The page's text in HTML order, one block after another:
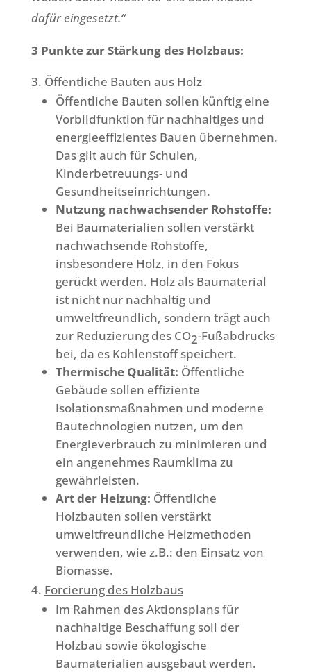
dafür eingesetzt.“
3 Punkte zur Stärkung des Holzbaus:
Öffentliche Bauten aus Holz
Öffentliche Bauten sollen künftig eine
Vorbildfunktion für nachhaltiges und
energieeffizientes Bauen übernehmen.
Das gilt auch für Schulen,
Kinderbetreuungs- und
Gesundheitseinrichtungen.
Nutzung nachwachsender Rohstoffe:
Bei Baumaterialien sollen verstärkt
nachwachsende Rohstoffe,
insbesondere Holz, in den Fokus
gerückt werden. Holz als Baumaterial
ist nicht nur nachhaltig und
umweltfreundlich, sondern trägt auch
zur Reduzierung des CO2-Fußabdrucks
bei, da es Kohlenstoff speichert.
Thermische Qualität: Öffentliche
Gebäude sollen effiziente
Isolationsmaßnahmen und moderne
Bautechnologien nutzen, um den
Energieverbrauch zu minimieren und
ein angenehmes Raumklima zu
gewährleisten.
Art der Heizung: Öffentliche
Holzbauten sollen verstärkt
umweltfreundliche Heizmethoden
verwenden, wie z.B.: den Einsatz von
Biomasse.
Forcierung des Holzbaus
Im Rahmen des Aktionsplans für
nachhaltige Beschaffung soll der
Holzbau sowie ökologische
Baumaterialien ausgebaut werden.